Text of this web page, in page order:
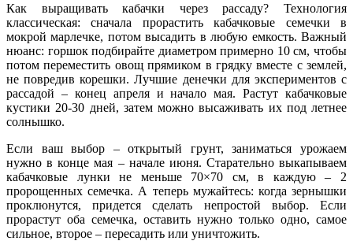
Как выращивать кабачки через рассаду? Технология
классическая: сначала прорастить кабачковые семечки в
мокрой марлечке, потом высадить в любую емкость. Важный
нюанс: горшок подбирайте диаметром примерно 10 см, чтобы
потом переместить овощ прямиком в грядку вместе с землей,
не повредив корешки. Лучшие денечки для экспериментов с
рассадой – конец апреля и начало мая. Растут кабачковые
кустики 20-30 дней, затем можно высаживать их под летнее
солнышко.
Если ваш выбор – открытый грунт, заниматься урожаем
нужно в конце мая – начале июня. Старательно выкапываем
кабачковые лунки не меньше 70×70 см, в каждую – 2
пророщенных семечка. А теперь мужайтесь: когда зернышки
проклюнутся, придется сделать непростой выбор. Если
прорастут оба семечка, оставить нужно только одно, самое
сильное, второе – пересадить или уничтожить.